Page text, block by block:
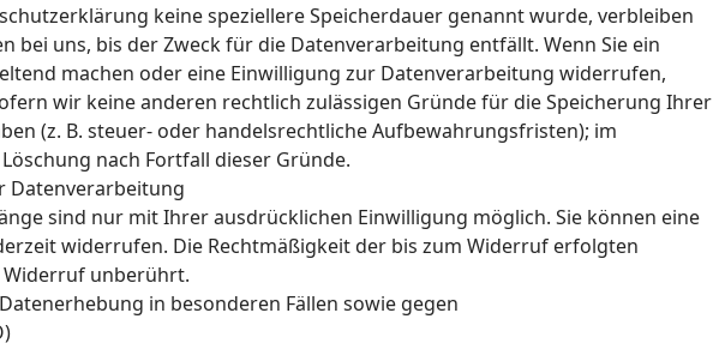
keine speziellere Speicherdauer genannt wurde, verbleiben
bei uns, bis der Zweck für die Datenverarbeitung entfällt. Wenn Sie ein
machen oder eine Einwilligung zur Datenverarbeitung widerrufen,
wir keine anderen rechtlich zulässigen Gründe für die Speicherung Ihrer
(z. B. steuer- oder handelsrechtliche Aufbewahrungsfristen); im
nach Fortfall dieser Gründe.
Datenverarbeitung
sind nur mit Ihrer ausdrücklichen Einwilligung möglich. Sie können eine
widerrufen. Die Rechtmäßigkeit der bis zum Widerruf erfolgten
unberührt.
in besonderen Fällen sowie gegen